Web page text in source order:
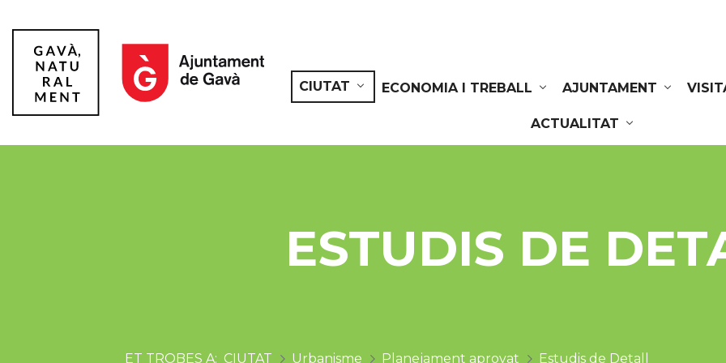
CIUTAT
ECONOMIA I TREBALL AJUNTAMENT
ACTUALITAT
ESTUDIS DE
CIUTAT Urbanisme Planejament aprovat Estudis de Detall